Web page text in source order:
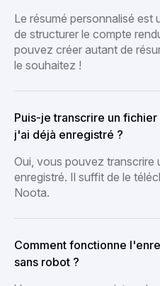
Le résumé personnalisé est
de structurer le compte
pouvez créer autant de
le souhaitez !
Puis-je transcrire un
j'ai déjà enregistré ?
Oui, vous pouvez transcrire
enregistré. Il suffit de le
Noota.
Comment fonctionne
sans robot ?